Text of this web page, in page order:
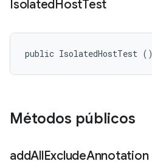
IsolatedHostTest
public IsolatedHostTest ()
Métodos públicos
addAllExcludeAnnotation